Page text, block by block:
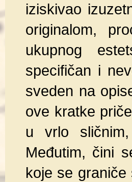
iziskivao
originalom,
ukupnog
specifičan i
sveden na
ove kratke
u vrlo sličnim,
Međutim, čini
koje se